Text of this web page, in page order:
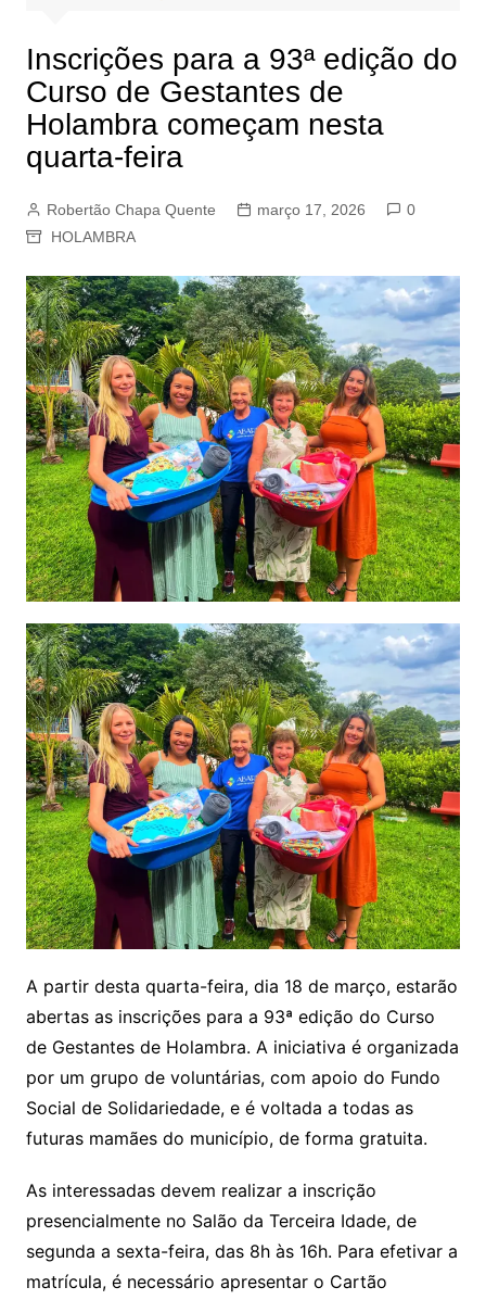
Inscrições para a 93ª edição do
Curso de Gestantes de
Holambra começam nesta
quarta-feira
Robertão Chapa Quente março 17, 2026
0
HOLAMBRA
A partir desta quarta-feira, dia 18 de março, estarão
abertas as inscrições para a 93ª edição do Curso
de Gestantes de Holambra. A iniciativa é organizada
por um grupo de voluntárias, com apoio do Fundo
Social de Solidariedade, e é voltada a todas as
futuras mamães do município, de forma gratuita.
As interessadas devem realizar a inscrição
presencialmente no Salão da Terceira Idade, de
segunda a sexta-feira, das 8h às 16h. Para efetivar a
matrícula, é necessário apresentar o Cartão